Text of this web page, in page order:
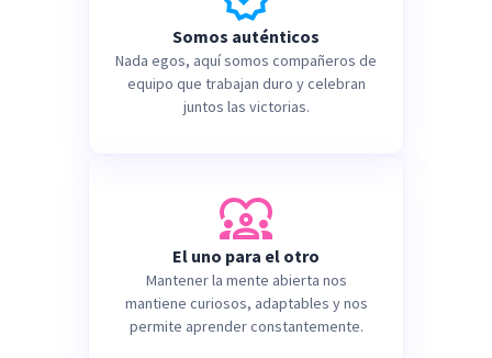
Somos auténticos
Nada egos, aquí somos compañeros de
equipo que trabajan duro y celebran
juntos las victorias.
El uno para el otro
Mantener la mente abierta nos
mantiene curiosos, adaptables y nos
permite aprender constantemente.